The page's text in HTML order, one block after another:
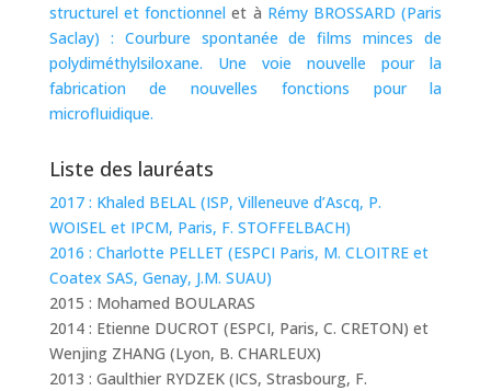
structurel et fonctionnel et à Rémy BROSSARD (Paris
Saclay) : Courbure spontanée de films minces de
polydiméthylsiloxane. Une voie nouvelle pour la
fabrication de nouvelles fonctions pour la
microfluidique.
Liste des lauréats
2017 : Khaled BELAL (ISP, Villeneuve d’Ascq, P.
WOISEL et IPCM, Paris, F. STOFFELBACH)
2016 : Charlotte PELLET (ESPCI Paris, M. CLOITRE et
Coatex SAS, Genay, J.M. SUAU)
2015 : Mohamed BOULARAS
2014 : Etienne DUCROT (ESPCI, Paris, C. CRETON) et
Wenjing ZHANG (Lyon, B. CHARLEUX)
2013 : Gaulthier RYDZEK (ICS, Strasbourg, F.